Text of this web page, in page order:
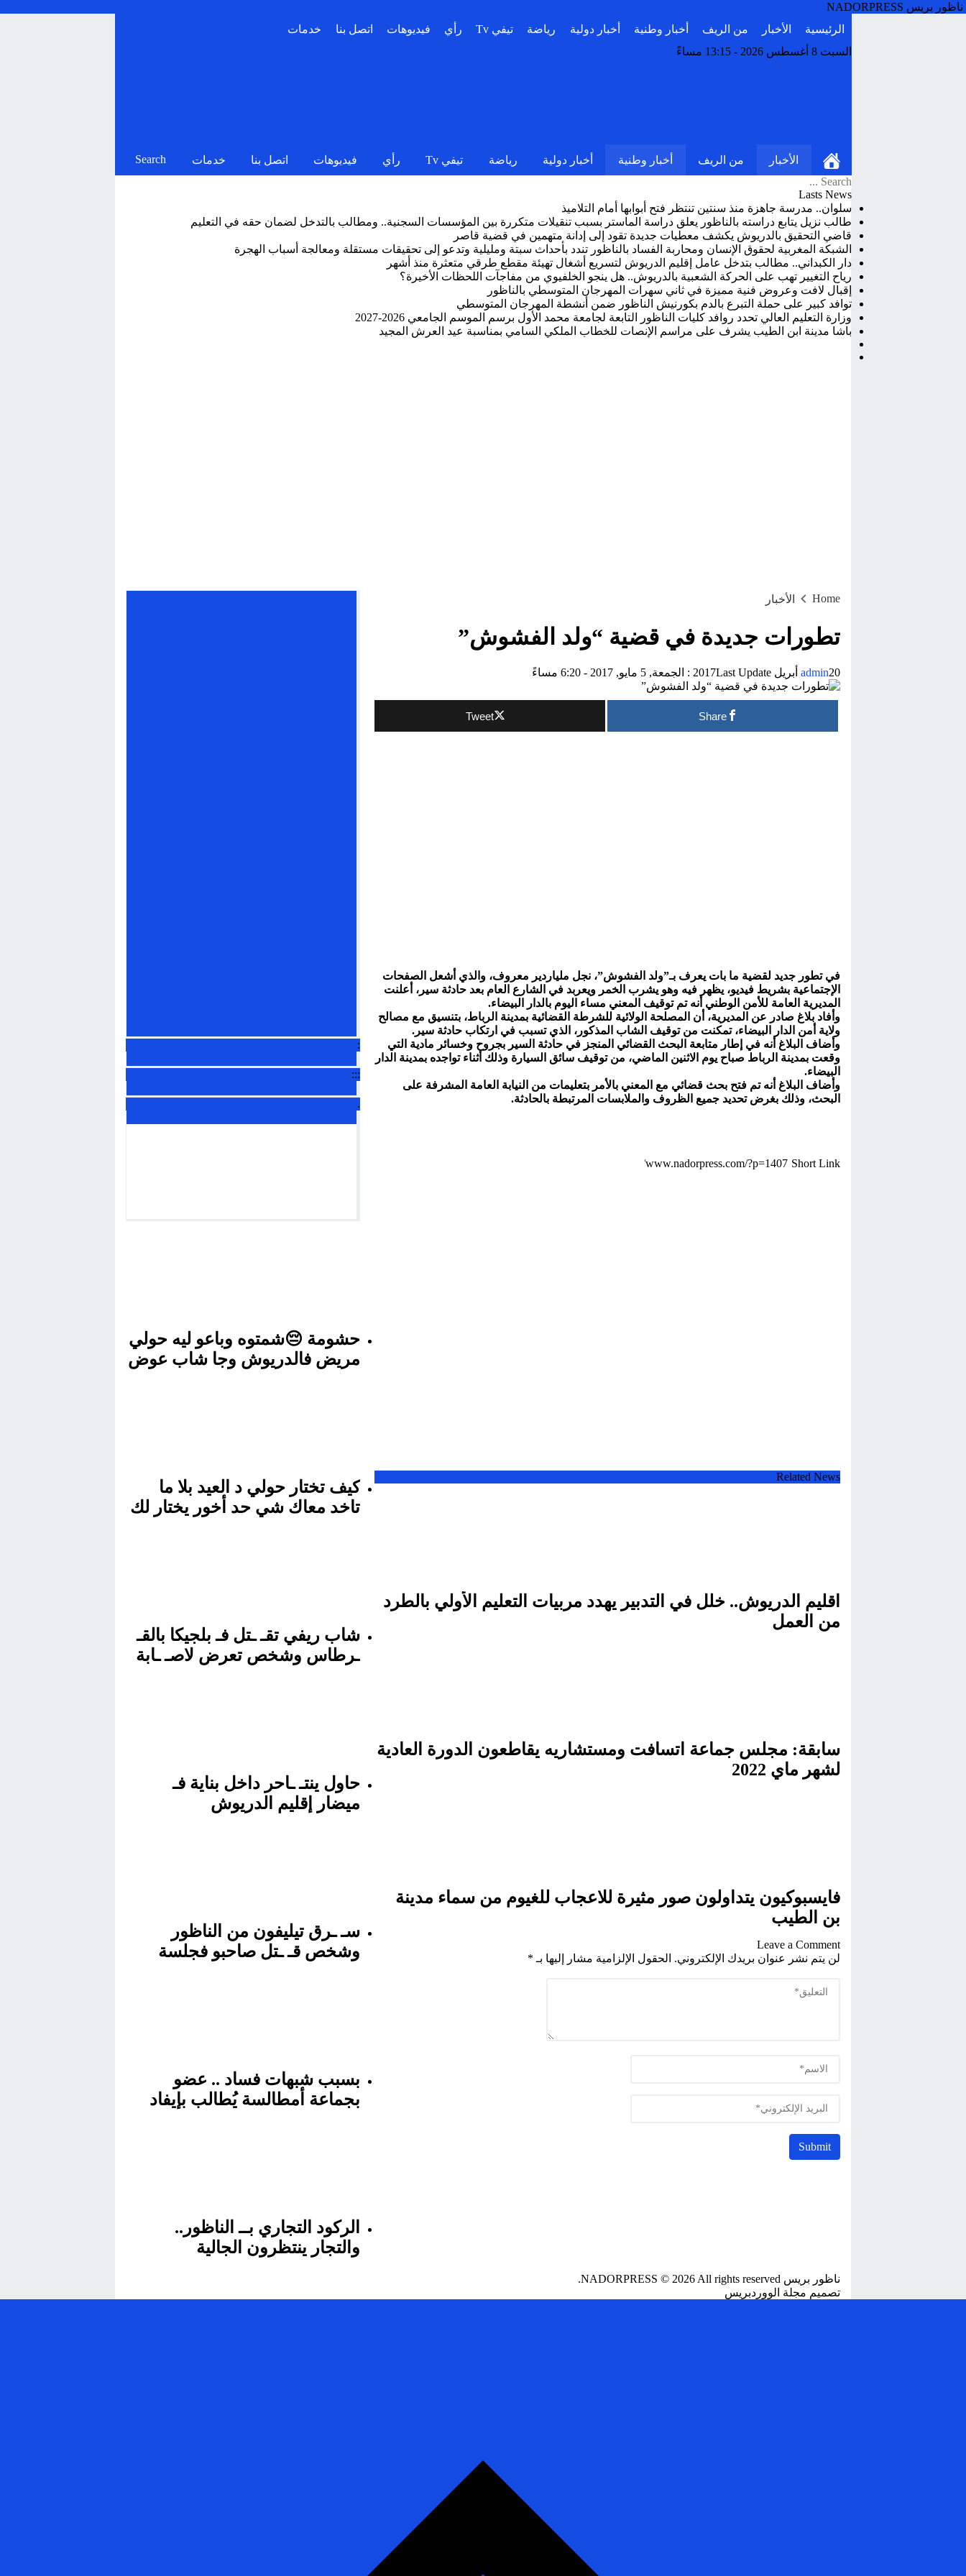
ناظور بريس NADORPRESS
الرئيسية
الأخبار من الريف أخبار وطنية أخبار دولية رياضة تيفي Tv رأي فيديوهات اتصل بنا
خدمات
السبت 8 أغسطس 2026 - 13:15 مساءً
الأخبار من الريف أخبار وطنية أخبار دولية رياضة تيفي Tv رأي فيديوهات اتصل بنا خدمات Search
Lasts News
سلوان.. مدرسة جاهزة منذ سنتين تنتظر فتح أبوابها أمام التلاميذ
طالب نزيل يتابع دراسته بالناظور يعلق دراسة الماستر بسبب تنقيلات متكررة بين المؤسسات السجنية.. ومطالب بالتدخل لضمان حقه في التعليم
قاضي التحقيق بالدريوش يكشف معطيات جديدة تقود إلى إدانة متهمين في قضية قاصر
الشبكة المغربية لحقوق الإنسان ومحاربة الفساد بالناظور تندد بأحداث سبتة ومليلية وتدعو إلى تحقيقات مستقلة ومعالجة أسباب الهجرة
دار الكبداني.. مطالب بتدخل عامل إقليم الدريوش لتسريع أشغال تهيئة مقطع طرقي متعثرة منذ أشهر
رياح التغيير تهب على الحركة الشعبية بالدريوش.. هل ينجو الخلفيوي من مفاجآت اللحظات الأخيرة؟
إقبال لافت وعروض فنية مميزة في ثاني سهرات المهرجان المتوسطي بالناظور
توافد كبير على حملة التبرع بالدم بكورنيش الناظور ضمن أنشطة المهرجان المتوسطي
وزارة التعليم العالي تحدد روافد كليات الناظور التابعة لجامعة محمد الأول برسم الموسم الجامعي 2026-2027
باشا مدينة ابن الطيب يشرف على مراسم الإنصات للخطاب الملكي السامي بمناسبة عيد العرش المجيد
Home الأخبار
تطورات جديدة في قضية “ولد الفشوش”
admin20 أبريل 2017 Last Update : الجمعة, 5 مايو, 2017 - 6:20 مساءً
Share
Tweet
في تطور جديد لقضية ما بات يعرف بـ”ولد الفشوش”، نجل ملياردير معروف، والذي أشعل الصفحات
الإجتماعية بشريط فيديو، يظهر فيه وهو يشرب الخمر ويعربد في الشارع العام بعد حادثة سير، أعلنت
المديرية العامة للأمن الوطني أنه تم توقيف المعني مساء اليوم بالدار البيضاء.
وأفاد بلاغ صادر عن المديرية، أن المصلحة الولائية للشرطة القضائية بمدينة الرباط، بتنسيق مع مصالح
ولاية أمن الدار البيضاء، تمكنت من توقيف الشاب المذكور، الذي تسبب في ارتكاب حادثة سير.
وأضاف البلاغ أنه في إطار متابعة البحث القضائي المنجز في حادثة السير بجروح وخسائر مادية التي
وقعت بمدينة الرباط صباح يوم الاثنين الماضي، من توقيف سائق السيارة وذلك أثناء تواجده بمدينة الدار
البيضاء.
وأضاف البلاغ أنه تم فتح بحث قضائي مع المعني بالأمر بتعليمات من النيابة العامة المشرفة على
البحث، وذلك بغرض تحديد جميع الظروف والملابسات المرتبطة بالحادثة.
Short Link
Related News
اقليم الدريوش.. خلل في التدبير يهدد مربيات التعليم الأولي بالطرد
من العمل
سابقة: مجلس جماعة اتسافت ومستشاريه يقاطعون الدورة العادية
لشهر ماي 2022
فايسبوكيون يتداولون صور مثيرة للاعجاب للغيوم من سماء مدينة
بن الطيب
Leave a Comment
لن يتم نشر عنوان بريدك الإلكتروني. الحقول الإلزامية مشار إليها بـ *
:
:::
.
حشومة 😔شمتوه وباعو ليه حولي
مريض فالدريوش وجا شاب عوض
كيف تختار حولي د العيد بلا ما
تاخد معاك شي حد أخور يختار لك
شاب ريفي تقـ ـتل فـ بلجيكا بالقـ
ـرطاس وشخص تعرض لاصـ ـابة
حاول ينتـ ـاحر داخل بناية فـ
ميضار إقليم الدريوش
سـ ـرق تيليفون من الناظور
وشخص قـ ـتل صاحبو فجلسة
بسبب شبهات فساد .. عضو
بجماعة أمطالسة يُطالب بإيفاد
الركود التجاري بــ الناظور..
والتجار ينتظرون الجالية
ناظور بريس NADORPRESS © 2026 All rights reserved.
تصميم مجلة الووردبريس